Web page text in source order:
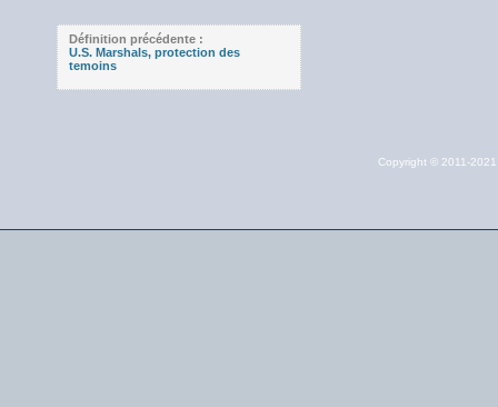
Définition précédente :
U.S. Marshals, protection des
temoins
Copyright © 2011-